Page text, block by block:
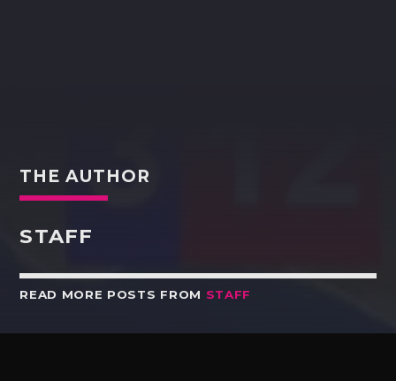
THE AUTHOR
STAFF
READ MORE POSTS FROM STAFF